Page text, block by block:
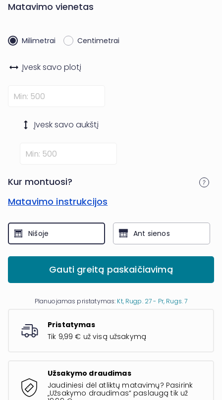
Matavimo vienetas
Milimetrai Centimetrai
Įvesk savo plotį
Įvesk savo aukštį
Kur montuosi?
Matavimo instrukcijos
Nišoje Ant sienos
Gauti greitą paskaičiavimą
Planuojamas pristatymas: Kt, Rugp. 27 - Pr, Rugs. 7
Pristatymas
Tik 9,99 € už visą užsakymą
Užsakymo draudimas
Jaudiniesi dėl atliktų matavimų? Pasirink
„Užsakymo draudimas“ paslaugą tik už